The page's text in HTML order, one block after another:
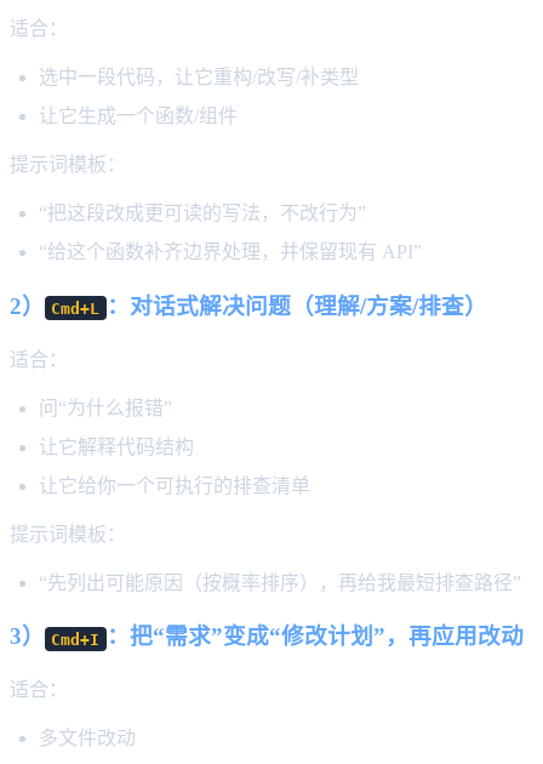
适合：
选中一段代码，让它重构/改写/补类型
让它生成一个函数/组件
提示词模板：
“把这段改成更可读的写法，不改行为”
“给这个函数补齐边界处理，并保留现有 API”
2） Cmd+L ：对话式解决问题（理解/方案/排查）
适合：
问“为什么报错”
让它解释代码结构
让它给你一个可执行的排查清单
提示词模板：
“先列出可能原因（按概率排序），再给我最短排查路径”
3） Cmd+I ：把“需求”变成“修改计划”，再应用改动
适合：
多文件改动